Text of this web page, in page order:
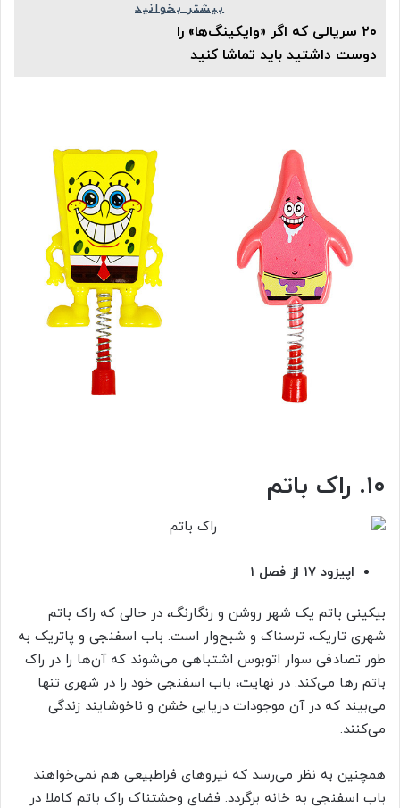
بیشتر بخوانید
۲۰ سریالی که اگر «وایکینگ‌ها» را
دوست داشتید باید تماشا کنید
۱۰. راک باتم
اپیزود ۱۷ از فصل ۱
بیکینی باتم یک شهر روشن و رنگارنگ، در حالی که راک باتم
شهری تاریک، ترسناک و شبح‌وار است. باب اسفنجی و پاتریک به
طور تصادفی سوار اتوبوس اشتباهی می‌شوند که آن‌ها را در راک
باتم رها می‌کند. در نهایت، باب اسفنجی خود را در شهری تنها
می‌بیند که در آن موجودات دریایی خشن و ناخوشایند زندگی
می‌کنند.
همچنین به نظر می‌رسد که نیروهای فراطبیعی هم نمی‌خواهند
باب اسفنجی به خانه برگردد. فضای وحشتناک راک باتم کاملا در